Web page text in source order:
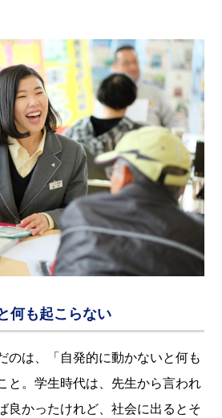
何も起こらない
のは、「自発的に動かないと何も
と。学生時代は、先生から言われ
良かったけれど、社会に出るとそ